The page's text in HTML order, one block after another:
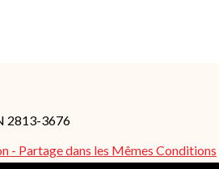
2813-3676
- Partage dans les Mêmes Conditions